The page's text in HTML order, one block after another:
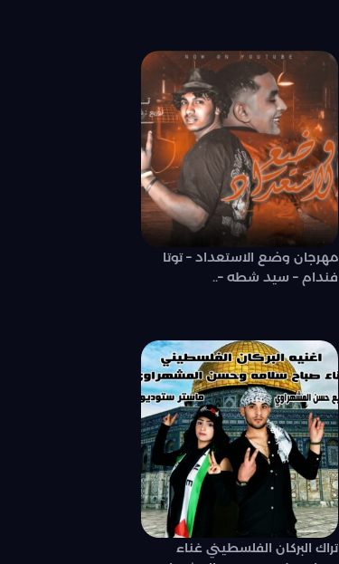
مهرجان وضع الاستعداد – توتا
فندام – سيد شطه –..
تراك البركان الفلسطيني غناء